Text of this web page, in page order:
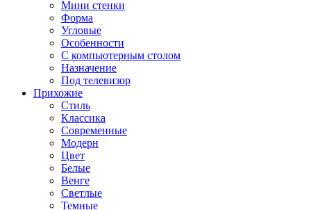
Мини стенки
Форма
Угловые
Особенности
С компьютерным столом
Назначение
Под телевизор
Прихожие
Стиль
Классика
Современные
Модерн
Цвет
Белые
Венге
Светлые
Темные